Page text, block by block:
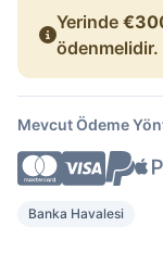
Yerinde
ödenmelidir.
Mevcut Ödeme
Banka Havalesi